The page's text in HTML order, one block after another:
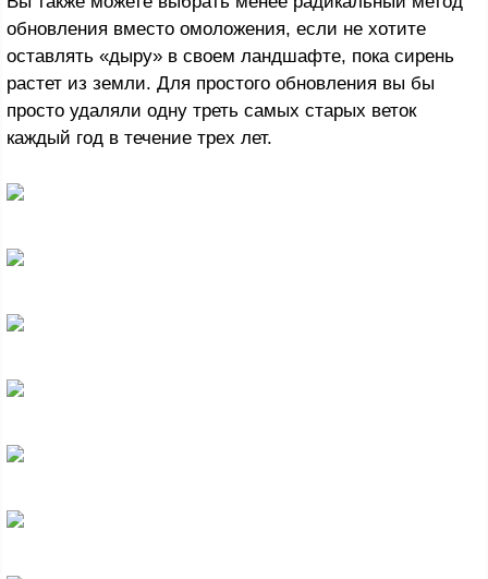
обновления вместо омоложения, если не хотите
оставлять «дыру» в своем ландшафте, пока сирень
растет из земли. Для простого обновления вы бы
просто удаляли одну треть самых старых веток
каждый год в течение трех лет.